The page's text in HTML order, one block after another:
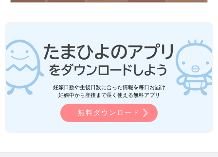
妊娠日数や生後日数に合った情報を毎日お届け
妊娠中から産後まで長く使える無料アプリ
無料ダウンロード